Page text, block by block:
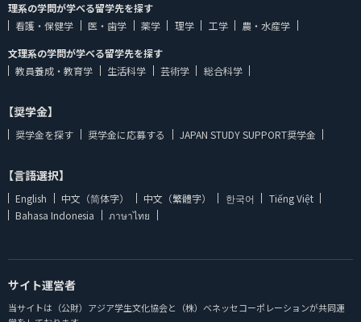
理系の学問が学べる留学先を探す
看護・保健学
医・歯学 薬学 理学 工学
農・水産学
文理系の学問が学べる留学先を探す
教員養成・教育学
生活科学 芸術学 総合科学
【奨学金】
奨学金を探す 奨学金に応募する JAPAN STUDY SUPPORT奨学金
【言語選択】
English 中文（简体字） 中文（繁體字） 한국어
Tiếng Việt
Bahasa Indonesia
ภาษาไทย
サイト運営者
当サイトは（公財）アジア学生文化協会と（株）ベネッセコーポレーションが共同運